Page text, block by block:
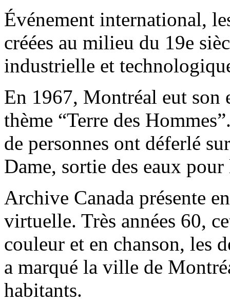
Événement international,
créées au milieu du 19e
industrielle et
En 1967, Montréal eut
thème “Terre des
de personnes ont déferlé
Dame, sortie des eaux pour
Archive Canada présente
virtuelle. Très années 60,
couleur et en chanson, les
a marqué la ville de
habitants.